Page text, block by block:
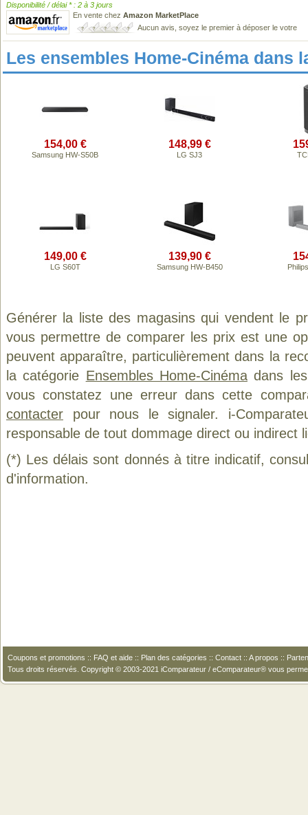
Disponibilité / délai * : 2 à 3 jours
En vente chez Amazon MarketPlace
Aucun avis, soyez le premier à déposer le votre
Les ensembles Home-Cinéma dans
154,00 €
Samsung HW-S50B
148,99 €
LG SJ3
149,00 €
LG S60T
139,90 €
Samsung HW-B450
Générer la liste des magasins qui vendent le
vous permettre de comparer les prix est une
peuvent apparaître, particulièrement dans la
la catégorie Ensembles Home-Cinémadans les
vous constatez une erreur dans cette
contacter pour nous le signaler. i-
responsable de tout dommage direct ou indirect
(*) Les délais sont donnés à titre indicatif,
d'information.
Coupons et promotions :: FAQ et aide :: Plan des catégories :: Contact :: A propos ::
Tous droits réservés. Copyright © 2003-2021 iComparateur / eComparateur® vous